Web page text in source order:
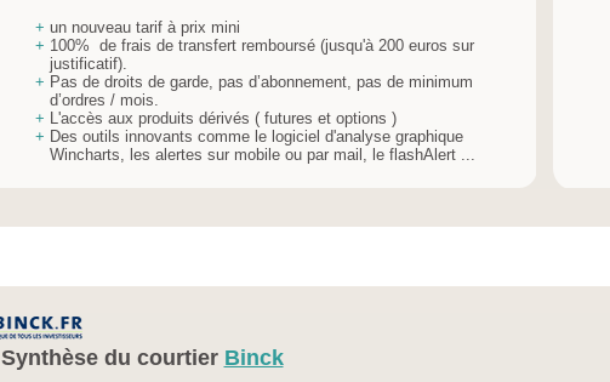
+ un nouveau tarif à prix mini
+ 100% de frais de transfert remboursé (jusqu'à 200 euros sur
justificatif).
+ Pas de droits de garde, pas d’abonnement, pas de minimum
d’ordres / mois.
+ L'accès aux produits dérivés ( futures et options )
+ Des outils innovants comme le logiciel d'analyse graphique
Wincharts, les alertes sur mobile ou par mail, le flashAlert ...
Synthèse du courtier Binck